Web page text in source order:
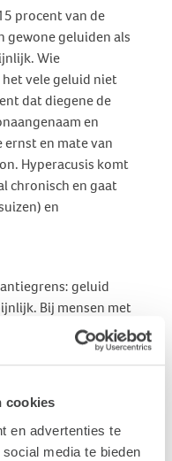
cookies
en advertenties te
media te bieden
procent van de
gewone geluiden als
Wie
vele geluid niet
dat diegene de
en
en mate van
Hyperacusis komt
chronisch en gaat
en
geluid
Bij mensen met
Hierdoor
zijn. De
staat voor